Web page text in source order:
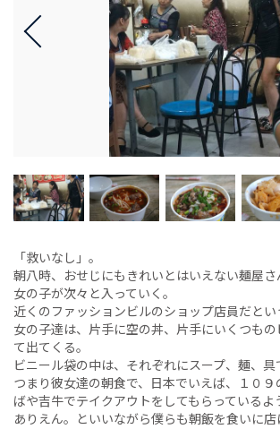
「救いなし」。
朝八時、おせじにもきれいとはいえない麺屋
女の子が次々と入っていく。
近くのファッションビルのショップ店員だとい
女の子達は、片手に空の丼、片手にいくつも
て出てくる。
ビニール袋の中は、それぞれにスープ、麺、具
つまり彼女達の朝食で、日本でいえば、１０
ばや吉牛でテイクアウトをしてもらっているよ
ありえん。といいながら僕らも朝飯を食いに店